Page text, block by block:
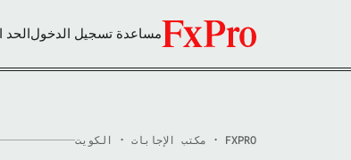
مساعدة تسجيل الدخولالحد
FXPRO · مكتب الإجابات · الكويت